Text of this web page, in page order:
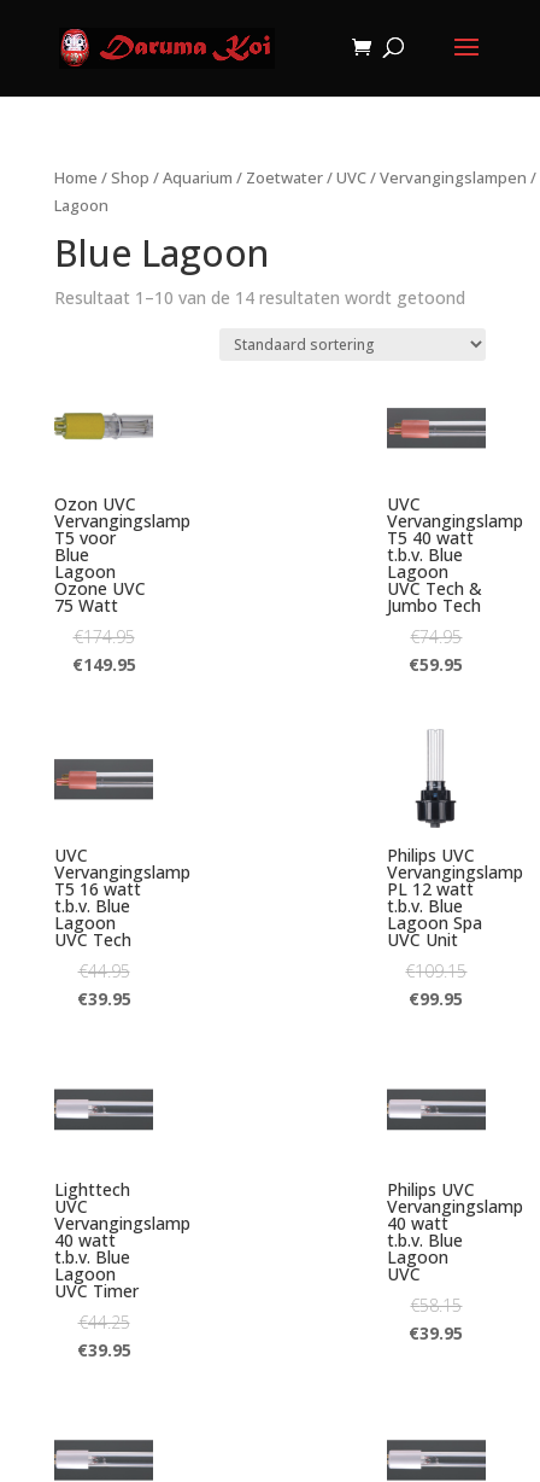
Home /Shop /Aquarium / Zoetwater/UVC/Vervangingslampen /
Lagoon
Blue Lagoon
Resultaat 1–10 van de 14 resultaten wordt getoond
Ozon UVC
Vervangingslamp
T5 voor
Blue
Lagoon
Ozone UVC
75 Watt
€174.95
€149.95
UVC
Vervangingslamp
T5 40 watt
t.b.v. Blue
Lagoon
UVC Tech &
Jumbo Tech
€74.95
€59.95
UVC
Vervangingslamp
T5 16 watt
t.b.v. Blue
Lagoon
UVC Tech
€44.95
€39.95
Philips UVC
Vervangingslamp
PL 12 watt
t.b.v. Blue
Lagoon Spa
UVC Unit
€109.15
€99.95
Lighttech
UVC
Vervangingslamp
40 watt
t.b.v. Blue
Lagoon
UVC Timer
€44.25
€39.95
Philips UVC
Vervangingslamp
40 watt
t.b.v. Blue
Lagoon
UVC
€58.15
€39.95